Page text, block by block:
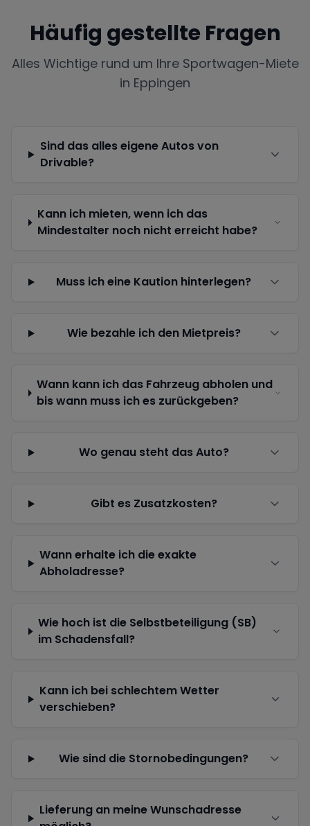
Häufig gestellte Fragen
Alles Wichtige rund um Ihre Sportwagen-Miete
in Eppingen
Sind das alles eigene Autos von
Drivable?
Kann ich mieten, wenn ich das
Mindestalter noch nicht erreicht habe?
Muss ich eine Kaution hinterlegen?
Wie bezahle ich den Mietpreis?
Wann kann ich das Fahrzeug abholen und
bis wann muss ich es zurückgeben?
Wo genau steht das Auto?
Gibt es Zusatzkosten?
Wann erhalte ich die exakte
Abholadresse?
Wie hoch ist die Selbstbeteiligung (SB)
im Schadensfall?
Kann ich bei schlechtem Wetter
verschieben?
Wie sind die Stornobedingungen?
Lieferung an meine Wunschadresse